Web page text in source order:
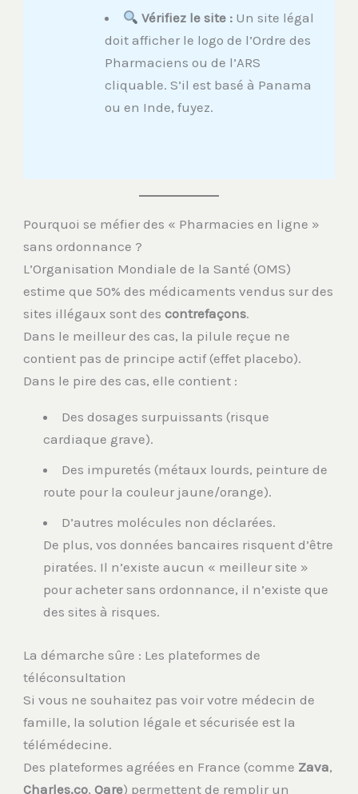
Vérifiez le site : Un site légal
doit afficher le logo de l’Ordre des
Pharmaciens ou de l’ARS
cliquable. S’il est basé à Panama
ou en Inde, fuyez.
Pourquoi se méfier des « Pharmacies en ligne »
sans ordonnance ?
L’Organisation Mondiale de la Santé (OMS)
estime que 50% des médicaments vendus sur des
sites illégaux sont descontrefaçons.
Dans le meilleur des cas, la pilule reçue ne
contient pas de principe actif (effet placebo).
Dans le pire des cas, elle contient :
Des dosages surpuissants (risque
cardiaque grave).
Des impuretés (métaux lourds, peinture de
route pour la couleur jaune/orange).
D’autres molécules non déclarées.
De plus, vos données bancaires risquent d’être
piratées. Il n’existe aucun « meilleur site »
pour acheter sans ordonnance, il n’existe que
des sites à risques.
La démarche sûre : Les plateformes de
téléconsultation
Si vous ne souhaitez pas voir votre médecin de
famille, la solution légale et sécurisée est la
télémédecine.
Des plateformes agréées en France (comme Zava,
Charles.co,Qare) permettent de remplir un